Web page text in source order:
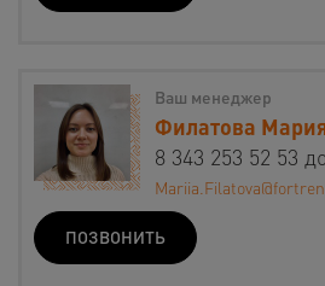
Ваш менеджер
Филатова
8 343 253 52 53
ПОЗВОНИТЬ